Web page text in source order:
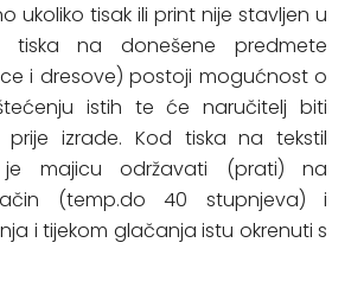
ukoliko tisak ili print nije stavljen u
tiska na donešene predmete
i dresove) postoji mogućnost o
istih te će naručitelj biti
izrade. Kod tiska na tekstil
majicu održavati (prati) na
(temp.do 40 stupnjeva) i
i tijekom glačanja istu okrenuti s